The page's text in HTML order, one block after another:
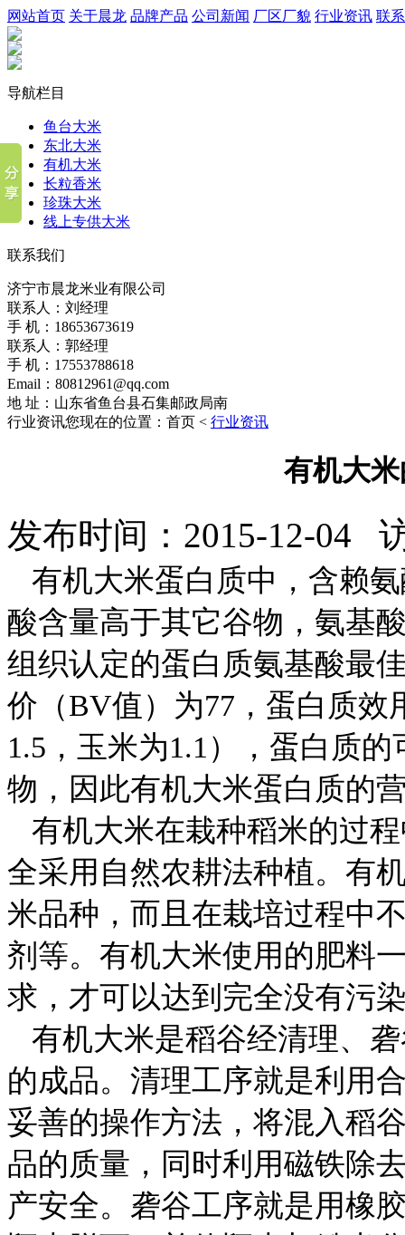
网站首页 关于晨龙 品牌产品 公司新闻 厂区厂貌 行业资讯 联
导航栏目
鱼台大米
东北大米
有机大米
长粒香米
珍珠大米
线上专供大米
联系我们
济宁市晨龙米业有限公司
联系人：刘经理
手 机：18653673619
联系人：郭经理
手 机：17553788618
Email：80812961@qq.com
地 址：山东省鱼台县石集邮政局南
行业资讯您现在的位置：首页 < 行业资讯
有机大
发布时间：2015-12-04
有机大米蛋白质中，含赖
酸含量高于其它谷物，氨基
组织认定的蛋白质氨基酸最
价（BV值）为77，蛋白质效
1.5，玉米为1.1），蛋白质
物，因此有机大米蛋白质的
有机大米在栽种稻米的过
全采用自然农耕法种植。有
米品种，而且在栽培过程中
剂等。有机大米使用的肥料
求，才可以达到完全没有污
有机大米是稻谷经清理、
的成品。清理工序就是利用
妥善的操作方法，将混入稻
品的质量，同时利用磁铁除
产安全。砻谷工序就是用橡